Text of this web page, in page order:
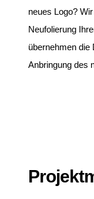
neues Logo?
Neufolierung
übernehmen die
Anbringung des